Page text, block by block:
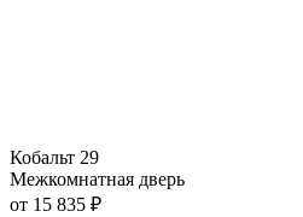
Кобальт 29
Межкомнатная дверь
от 15 835 ₽